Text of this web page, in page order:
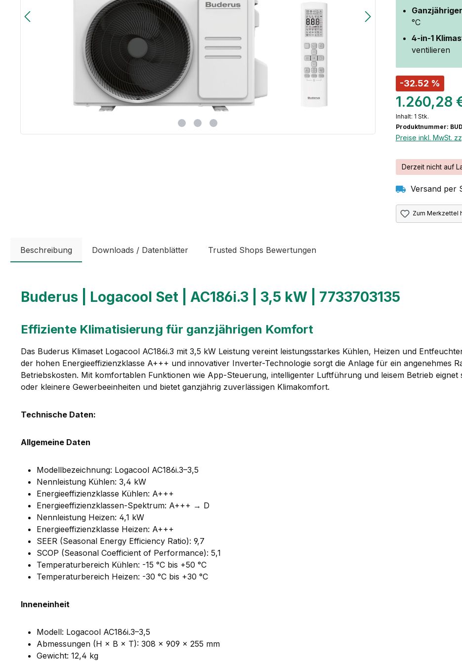
°C
4-in-1
ventilieren
-32.52 %
1.260,28
Inhalt: 1 Stk.
Produktnummer:
Preise inkl. MwSt.
Derzeit nicht auf
Versand per
Zum Merkzettel
Beschreibung Downloads / Datenblätter Trusted Shops Bewertungen
Buderus | Logacool Set | AC186i.3 | 3,5 kW | 7733703135
Effiziente Klimatisierung für ganzjährigen Komfort
Das Buderus Klimaset Logacool AC186i.3 mit 3,5 kW Leistung vereint leistungsstarkes Kühlen, Heizen und
der hohen Energieeffizienzklasse A+++ und innovativer Inverter-Technologie sorgt die Anlage für ein angenehmes
Betriebskosten. Mit komfortablen Funktionen wie App-Steuerung, intelligenter Luftführung und leisem Betrieb
oder kleinere Gewerbeeinheiten und bietet ganzjährig zuverlässigen Klimakomfort.
Technische Daten:
Allgemeine Daten
Modellbezeichnung: Logacool AC186i.3–3,5
Nennleistung Kühlen: 3,4 kW
Energieeffizienzklasse Kühlen: A+++
Energieeffizienzklassen-Spektrum: A+++ → D
Nennleistung Heizen: 4,1 kW
Energieeffizienzklasse Heizen: A+++
SEER (Seasonal Energy Efficiency Ratio): 9,7
SCOP (Seasonal Coefficient of Performance): 5,1
Temperaturbereich Kühlen: -15 °C bis +50 °C
Temperaturbereich Heizen: -30 °C bis +30 °C
Inneneinheit
Modell: Logacool AC186i.3–3,5
Abmessungen (H × B × T): 308 × 909 × 255 mm
Gewicht: 12,4 kg